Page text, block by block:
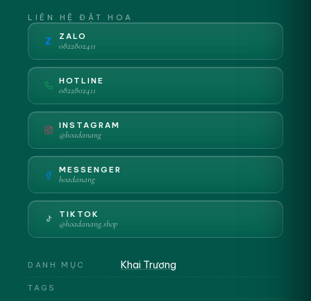
LIÊN HỆ ĐẶT HOA
Z ZALO
0822802411
HOTLINE
0822802411
INSTAGRAM
@hoadanang
MESSENGER
hoadanang
TIKTOK
@hoadanang.shop
DANH MỤC Khai Trương
TAGS